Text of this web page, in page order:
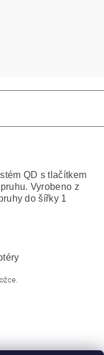
QD s tlačítkem
Vyrobeno z
do šířky 1